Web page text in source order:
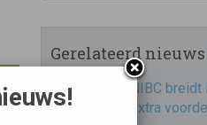
Gerelateerd nieuws
NIBC
extra